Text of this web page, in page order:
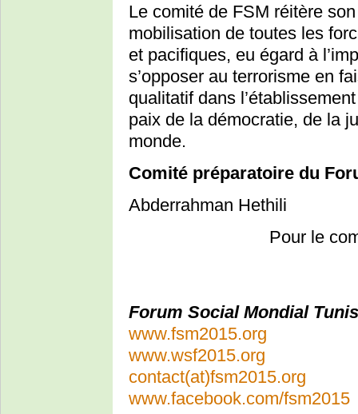
Le comité de FSM réitère
mobilisation de toutes les
et pacifiques, eu égard à
s’opposer au terrorisme en
qualitatif dans
paix de la démocratie, de la
monde.
Comité préparatoire du
Abderrahman Hethili
Pour le
Forum Social Mondial
www.fsm2015.org
www.wsf2015.org
contact(at)fsm2015.org
www.facebook.com/fsm2015